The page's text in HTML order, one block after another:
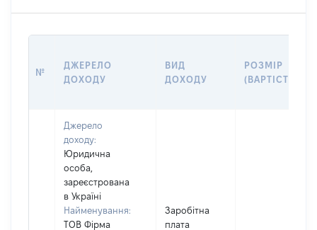
№
ДЖЕРЕЛО
ДОХОДУ
ВИД
ДОХОДУ
РОЗМІР
(ВАРТІСТЬ)
Джерело
доходу:
Юридична
особа,
зареєстрована
в Україні
Найменування:
ТОВ Фірма
Заробітна
плата